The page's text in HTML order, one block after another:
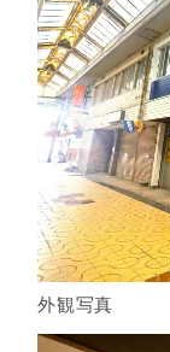
外観写真